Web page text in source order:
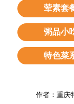
荤素套
粥品小
特色菜
作者：重